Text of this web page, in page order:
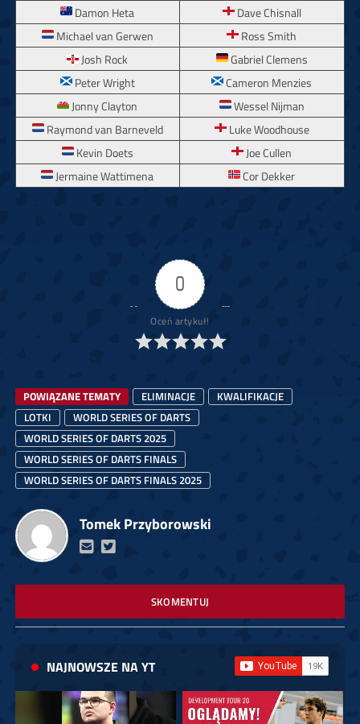
Damon Heta
Dave Chisnall
Michael van Gerwen
Ross Smith
Josh Rock
Gabriel Clemens
Peter Wright
Cameron Menzies
Jonny Clayton
Wessel Nijman
Raymond van Barneveld
Luke Woodhouse
Kevin Doets
Joe Cullen
Jermaine Wattimena
Cor Dekker
0
Oceń artykuł!
POWIĄZANE TEMATY ELIMINACJE
KWALIFIKACJE
LOTKI
WORLD SERIES OF DARTS
WORLD SERIES OF DARTS 2025
WORLD SERIES OF DARTS FINALS
WORLD SERIES OF DARTS FINALS 2025
Tomek Przyborowski
SKOMENTUJ
NAJNOWSZE NA YT